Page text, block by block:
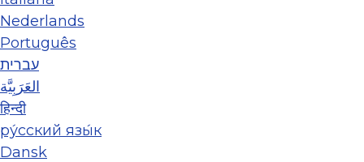
Nederlands
Português
עברית
العَرَبِيَّة
हिन्दी
ру́сский язы́к
Dansk